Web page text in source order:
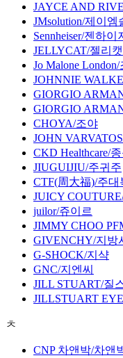
JAYCE AND
JMsolution/제이엠
Sennheiser/젠하이
JELLYCAT/젤리캣
Jo Malone
JOHNNIE
GIORGIO
GIORGIO
CHOYA/조야
JOHN
CKD Healthcare/
JIUGUIJIU/주귀주
CTF(周大福)/주대
JUICY
juilor/쥬이르
JIMMY CHOO
GIVENCHY/지방
G-SHOCK/지샥
GNC/지엔씨
JILL STUART/질
JILLSTUART
ㅊ
CNP 차앤박/차앤